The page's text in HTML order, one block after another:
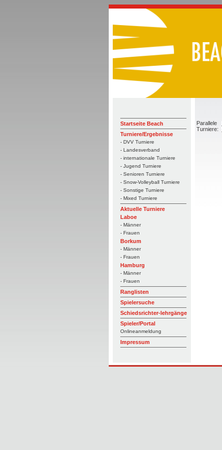
Startseite Beach
Turniere/Ergebnisse
- DVV Turniere
- Landesverband
- internationale Turniere
- Jugend Turniere
- Senioren Turniere
- Snow-Volleyball Turniere
- Sonstige Turniere
- Mixed Turniere
Aktuelle Turniere
Laboe
- Männer
- Frauen
Borkum
- Männer
- Frauen
Hamburg
- Männer
- Frauen
Ranglisten
Spielersuche
Schiedsrichter-lehrgänge
Spieler/Portal
Onlineanmeldung
Impressum
Parallele
Turniere: